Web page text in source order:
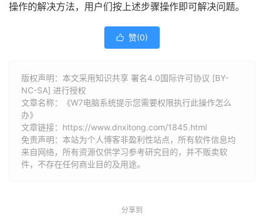
操作的解决方法，用户们按上述步骤操作即可解决问题。
 赞(0)
版权声明：本文采用知识共享 署名4.0国际许可协议 [BY-
NC-SA] 进行授权
文章名称：《W7电脑系统提示您需要权限执行此操作怎么
办》
文章链接： https://www.dnxitong.com/1845.html
免责声明：本站为个人博客非盈利性站点，所有软件信息均
来自网络，所有资源仅供学习参考研究目的，并不贩卖软
件，不存在任何商业目的及用途。
分享到